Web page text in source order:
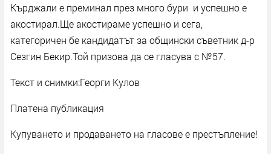
Кърджали е преминал през много бури и успешно е
акостирал.Ще акостираме успешно и сега,
категоричен бе кандидатът за общински съветник д-р
Сезгин Бекир.Той призова да се гласува с №57.
Текст и снимки:Георги Кулов
Платена публикация
Купуването и продаването на гласове е престъпление!